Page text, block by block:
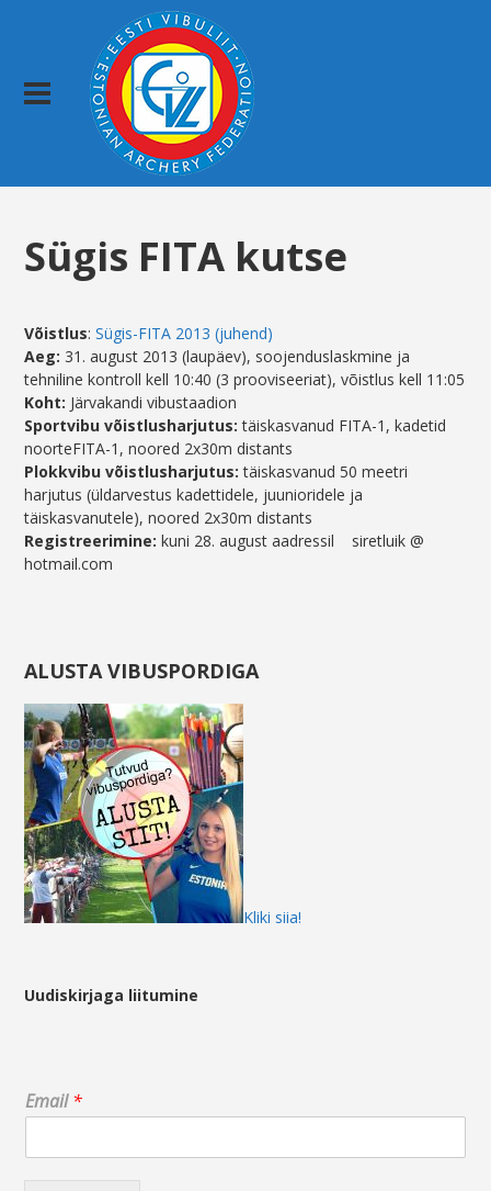
Sügis FITA kutse
Võistlus:Sügis-FITA 2013 (juhend)
Aeg: 31. august 2013 (laupäev), soojenduslaskmine ja
tehniline kontroll kell 10:40 (3 prooviseeriat), võistlus kell 11:05
Koht: Järvakandi vibustaadion
Sportvibu võistlusharjutus: täiskasvanud FITA-1, kadetid
noorteFITA-1, noored 2x30m distants
Plokkvibu võistlusharjutus: täiskasvanud 50 meetri
harjutus (üldarvestus kadettidele, juunioridele ja
täiskasvanutele), noored 2x30m distants
Registreerimine:kuni 28. august aadressil siretluik @
hotmail.com
ALUSTA VIBUSPORDIGA
Kliki siia!
Uudiskirjaga liitumine
E
m
i
Email*